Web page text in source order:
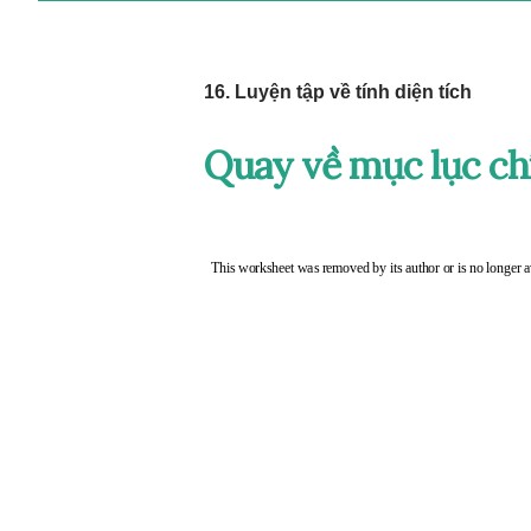
16. Luyện tập về tính diện tích
Quay về mục lục